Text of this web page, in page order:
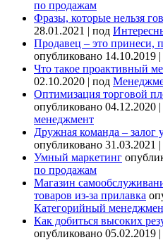
по продажам
Фразы, которые нельзя
28.01.2021 | под
Продавец – это принеси,
опубликовано 14.10.2019 |
Что такое проактивный
02.10.2020 | под
Оптимизация торговой
опубликовано 04.12.2020 |
менеджмент
Дружная команда – залог
опубликовано 31.03.2021 |
Умный маркетинг
по продажам
Магазин
товаров из-за прилавка
Категорийный
Как добиться высоких
опубликовано 05.02.2019 |